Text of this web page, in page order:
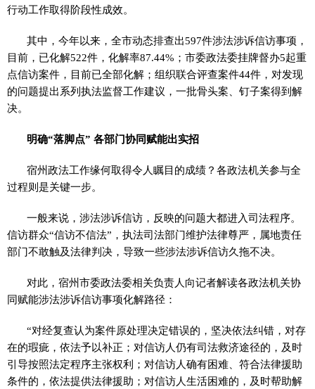
行动工作取得阶段性成效。
其中，今年以来，全市动态排查出597件涉法涉诉信访事项，
目前，已化解522件，化解率87.44%；市委政法委挂牌督办5起重
点信访案件，目前已全部化解；组织联合评查案件44件，对发现
的问题提出系列执法监督工作建议，一批骨头案、钉子案得到解
决。
明确“落脚点” 各部门协同赋能出实招
宿州政法工作缘何取得令人瞩目的成绩？各政法机关参与全
过程则是关键一步。
一般来说，涉法涉诉信访，反映的问题大都进入司法程序。
信访群众“信访不信法”，执法司法部门维护法律尊严，属地责任
部门不敢触及法律判决，导致一些涉法涉诉信访久拖不决。
对此，宿州市委政法委相关负责人向记者解读各政法机关协
同赋能涉法涉诉信访事项化解路径：
“对经复查认为案件原处理决定错误的，坚决依法纠错，对存
在的瑕疵，依法予以补正；对信访人仍有司法救济途径的，及时
引导按照法定程序主张权利；对信访人确有困难、符合法律援助
条件的，依法提供法律援助；对信访人生活困难的，及时帮助解